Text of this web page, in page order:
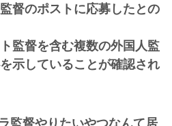
督のポストに応募したとの
監督を含む複数の外国人監
示していることが確認され